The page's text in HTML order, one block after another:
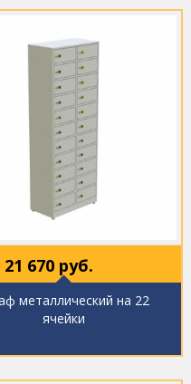
21 670 руб.
металлический на 22
ячейки